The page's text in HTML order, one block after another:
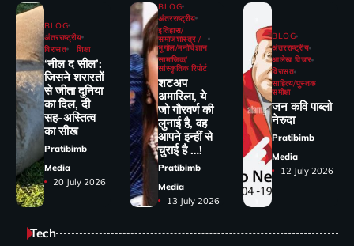
BLOG
अंतरराष्ट्रीय
विरासत
शिक्षा
‘नील द सील’:
जिसने शरारतों
से जीता दुनिया
का दिल, दी
सह-अस्तित्व
का सीख
Pratibimb
Media
20 July 2026
BLOG
अंतरराष्ट्रीय
इतिहास/
समाजशास्त्र /
भूगोल/मनोविज्ञान
सामाजिक/
सांस्कृतिक रिपोर्ट
शटअप
अमारिला, ये
जो गौरवर्ण की
लुनाई है, वह
आपने इन्हीं से
चुराई है …!
Pratibimb
Media
13 July 2026
BLOG
अंतरराष्ट्रीय
आलेख विचार
विरासत
साहित्य/पुस्तक
समीक्षा
जन कवि पाब्लो
नेरुदा
Pratibimb
Media
12 July 2026
Tech